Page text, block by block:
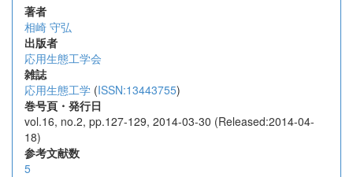
著者
相崎 守弘
出版者
応用生態工学会
雑誌
応用生態工学 (ISSN:13443755)
巻号頁・発行日
vol.16, no.2, pp.127-129, 2014-03-30 (Released:2014-04-
18)
参考文献数
5